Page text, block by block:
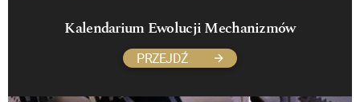
Kalendarium Ewolucji Mechanizmów
PRZEJDŹ